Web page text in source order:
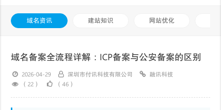
域名资讯 建站知识 网站优化
域名备案全流程详解：ICP备案与公安备案的区别
2026-04-29 深圳市付讯科技有限公司
融讯科技
（22）
（46）